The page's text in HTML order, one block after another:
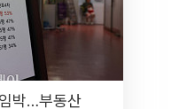
박…부동산